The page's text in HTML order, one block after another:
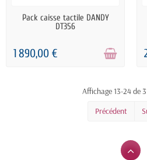
RUPTURE DE STOCK
Pack caisse tactile DANDY
DT356
1 890,00 €
Affichage 13-24 de
Précédent